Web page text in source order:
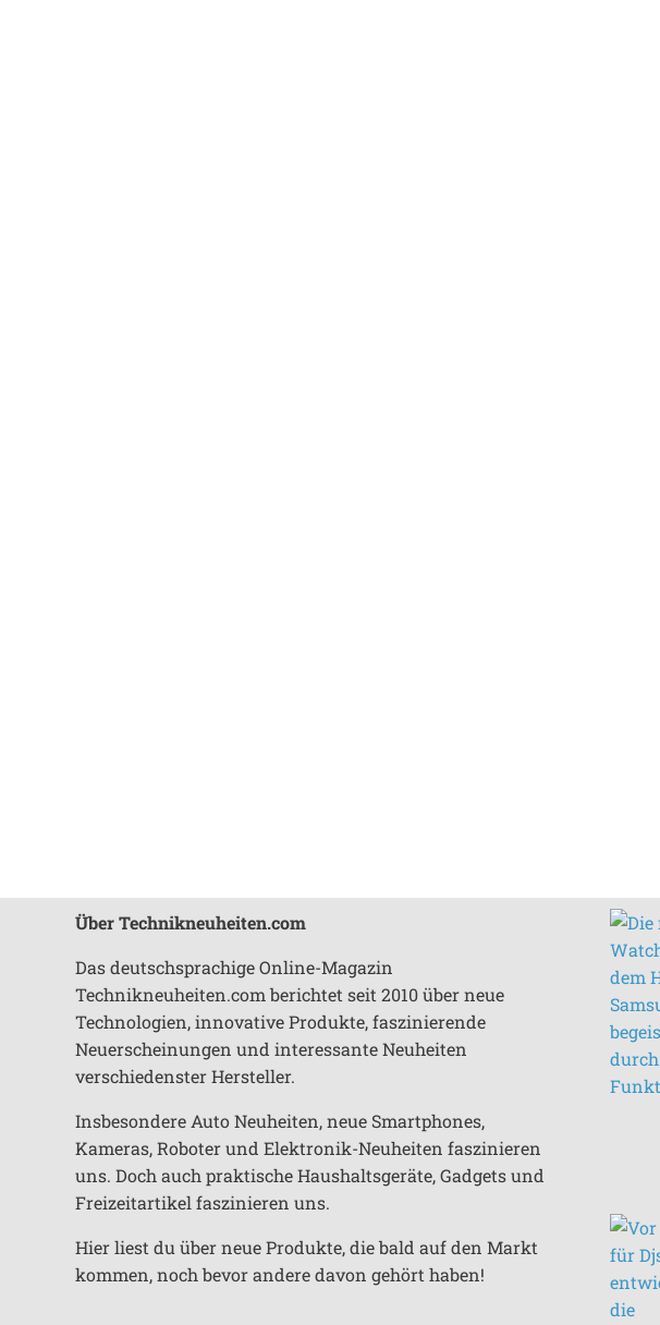
Über Technikneuheiten.com
Das deutschsprachige Online-Magazin
Technikneuheiten.com berichtet seit 2010 über neue
Technologien, innovative Produkte, faszinierende
Neuerscheinungen und interessante Neuheiten
verschiedenster Hersteller.
Insbesondere Auto Neuheiten, neue Smartphones,
Kameras, Roboter und Elektronik-Neuheiten faszinieren
uns. Doch auch praktische Haushaltsgeräte, Gadgets und
Freizeitartikel faszinieren uns.
Hier liest du über neue Produkte, die bald auf den Markt
kommen, noch bevor andere davon gehört haben!